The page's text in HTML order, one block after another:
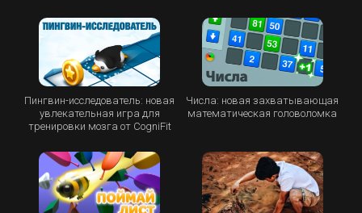
Пингвин-исследователь: новая
увлекательная игра для
тренировки мозга от CogniFit
Числа: новая захватывающая
математическая головоломка